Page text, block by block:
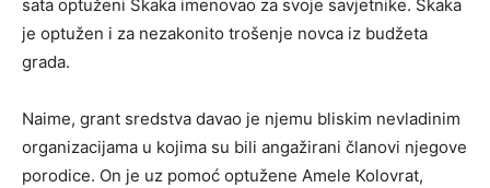
sata optuženi Skaka imenovao za svoje savjetnike. Skaka
je optužen i za nezakonito trošenje novca iz budžeta
grada.
Naime, grant sredstva davao je njemu bliskim nevladinim
organizacijama u kojima su bili angažirani članovi njegove
porodice. On je uz pomoć optužene Amele Kolovrat,